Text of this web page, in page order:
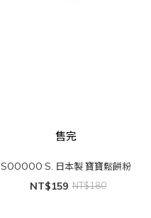
售完
SOOOOO S. 日本製 寶寶鬆餅粉
NT$159 NT$180